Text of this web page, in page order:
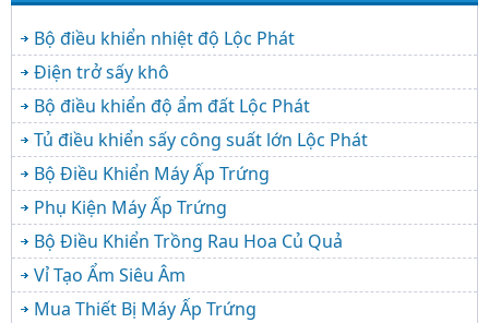
Bộ điều khiển nhiệt độ Lộc Phát
Điện trở sấy khô
Bộ điều khiển độ ẩm đất Lộc Phát
Tủ điều khiển sấy công suất lớn Lộc Phát
Bộ Điều Khiển Máy Ấp Trứng
Phụ Kiện Máy Ấp Trứng
Bộ Điều Khiển Trồng Rau Hoa Củ Quả
Vỉ Tạo Ẩm Siêu Âm
Mua Thiết Bị Máy Ấp Trứng